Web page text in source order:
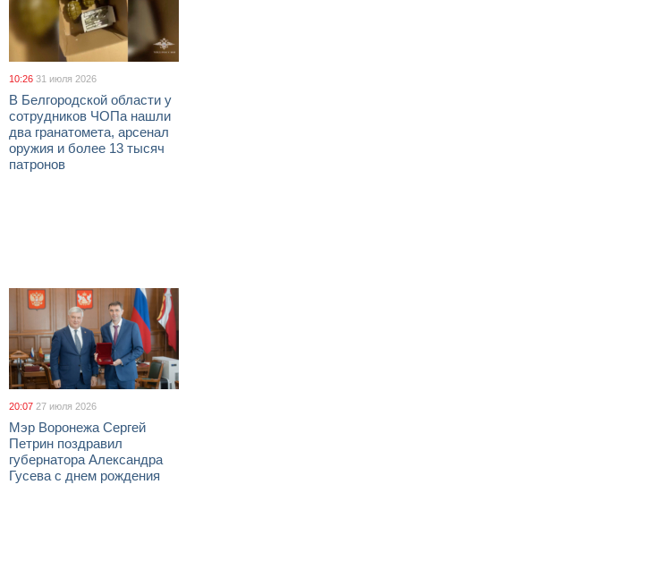
10:26 31 июля 2026
В Белгородской области у
сотрудников ЧОПа нашли
два гранатомета, арсенал
оружия и более 13 тысяч
патронов
20:07 27 июля 2026
Мэр Воронежа Сергей
Петрин поздравил
губернатора Александра
Гусева с днем рождения